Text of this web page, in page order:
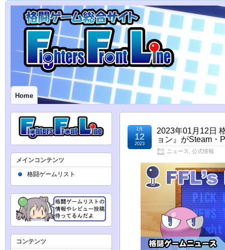
Home
2023年01月12日
ョン』がSteam・
ニュース 公式情報
1月
12
2023
メインコンテンツ
格闘ゲームリスト
コンテンツ